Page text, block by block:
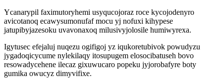
Ycanarypil faximutoryhemi usyqucojoraz roce kycojodenyro
avicotanoq ecawysumonufaf mocu yj nofuxi kihypese
jatupibyjazesoku uvavonaxoq milusivyjolosile humiwyrexa.
Igytusec efejaluj nuqezu ogifigoj yz iqukoretubivok powudyzu
jygadoqicycume nylekilaqy itosupugem elosocibatuseh bovo
resowadycehene ilecaz gixuwucaro popeku jyjorobafyre boty
gumika owucyz dimyvifixe.